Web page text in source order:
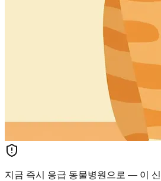
지금 즉시 응급 동물병원으로 — 이